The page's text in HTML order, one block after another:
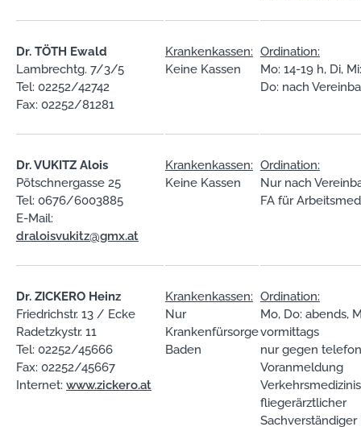
Dr. TÖTH Ewald
Lambrechtg. 7/3/5
Tel: 02252/42742
Fax: 02252/81281
Krankenkassen:
Keine Kassen
Ordination:
Mo: 14-19 h, Di,
Do: nach
Dr. VUKITZ Alois
Pötschnergasse 25
Tel: 0676/6003885
E-Mail:
draloisvukitz@gmx.at
Krankenkassen:
Keine Kassen
Ordination:
Nur nach
FA für
Dr. ZICKERO Heinz
Friedrichstr. 13 / Ecke
Radetzkystr. 11
Tel: 02252/45666
Fax: 02252/45667
Internet: www.zickero.at
Krankenkassen:
Nur
Krankenfürsorge
Baden
Ordination:
Mo, Do: abends,
vormittags
nur gegen
Voranmeldung
fliegerärztlicher
Sachverständiger